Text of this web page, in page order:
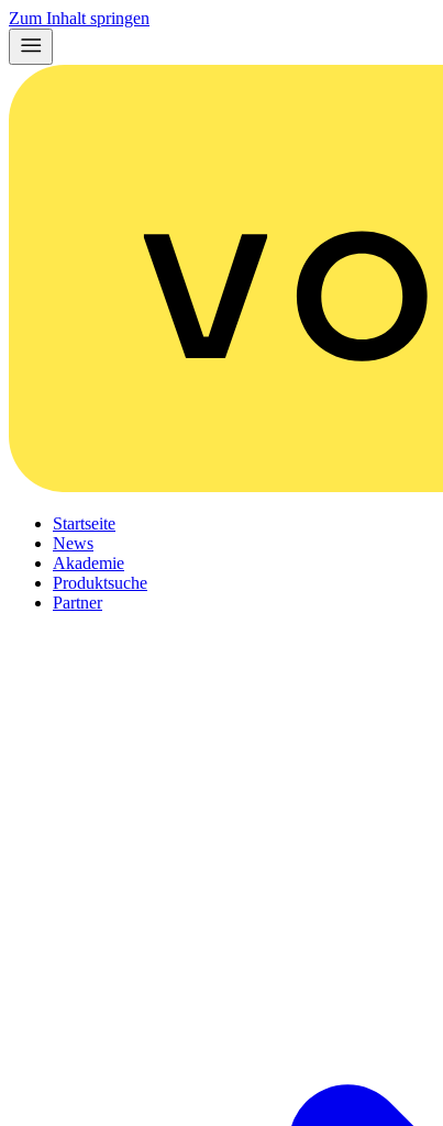
Zum Inhalt springen
Startseite
News
Akademie
Produktsuche
Partner